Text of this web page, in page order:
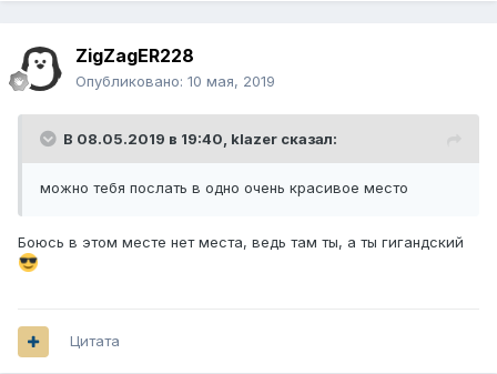
ZigZagER228
Опубликовано: 10 мая, 2019
В 08.05.2019 в 19:40, klazer сказал:
можно тебя послать в одно очень красивое место
Боюсь в этом месте нет места, ведь там ты, а ты гигандский
Цитата